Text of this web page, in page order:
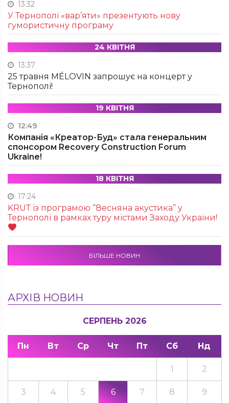
13:32
У Тернополі «вар’яти» презентують нову
гумористичну програму
24 КВІТНЯ
13:37
25 травня MÉLOVIN запрошує на концерт у
Тернополі!
19 КВІТНЯ
12:49
Компанія «Креатор-Буд» стала генеральним
спонсором Recovery Construction Forum
Ukraine!
18 КВІТНЯ
17:24
KRUТ із програмою “Весняна акустика” у
Тернополі в рамках туру містами Заходу України!
БІЛЬШЕ НОВИН
АРХІВ НОВИН
СЕРПЕНЬ 2026
Пн Вт Ср Чт Пт Сб Нд
1 2
3 4 5 6 7 8 9